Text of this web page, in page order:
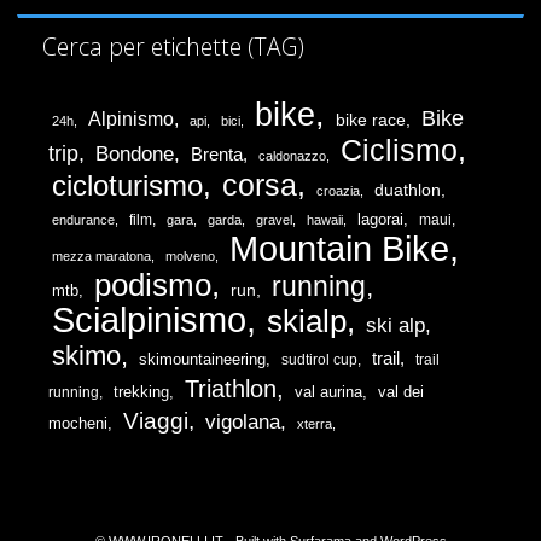
Cerca per etichette (TAG)
24h Alpinismo api bici bike bike race
Bike
trip
Bondone Brenta caldonazzo Ciclismo
cicloturismo corsa croazia duathlon
endurance film gara garda gravel hawaii lagorai maui
mezza maratona molveno Mountain Bike
mtb podismo run running
Scialpinismo skialp ski alp
skimo skimountaineering sudtirol cup trail
trail
running
trekking Triathlon val aurina
val dei
mocheni
Viaggi vigolana xterra